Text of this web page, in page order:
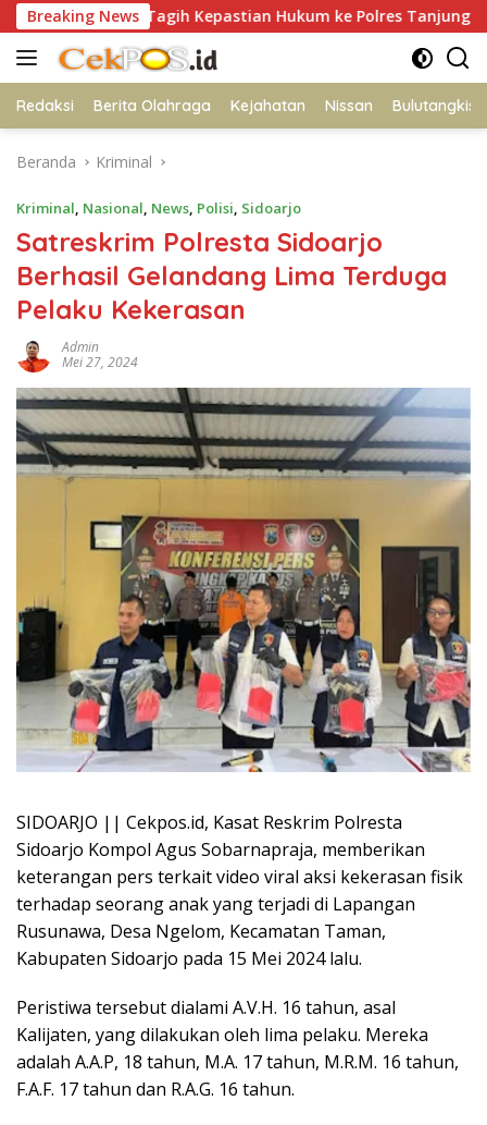
Langsung
ke
konten
Breaking News
Tagih Kepastian Hukum ke Polres Tanjung Perak
Redaksi Berita Olahraga Kejahatan Nissan Bulutangkis
Beranda Kriminal
Kriminal, Nasional, News, Polisi, Sidoarjo
Satreskrim Polresta Sidoarjo
Berhasil Gelandang Lima Terduga
Pelaku Kekerasan
Admin
Mei 27, 2024
SIDOARJO || Cekpos.id, Kasat Reskrim Polresta
Sidoarjo Kompol Agus Sobarnapraja, memberikan
keterangan pers terkait video viral aksi kekerasan fisik
terhadap seorang anak yang terjadi di Lapangan
Rusunawa, Desa Ngelom, Kecamatan Taman,
Kabupaten Sidoarjo pada 15 Mei 2024 lalu.
Peristiwa tersebut dialami A.V.H. 16 tahun, asal
Kalijaten, yang dilakukan oleh lima pelaku. Mereka
adalah A.A.P, 18 tahun, M.A. 17 tahun, M.R.M. 16 tahun,
F.A.F. 17 tahun dan R.A.G. 16 tahun.